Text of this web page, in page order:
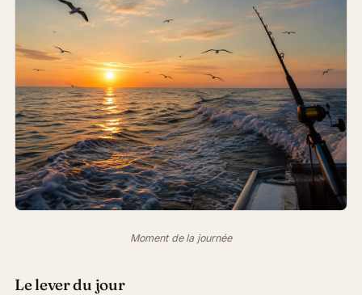
Moment de la journée
Le lever du jour